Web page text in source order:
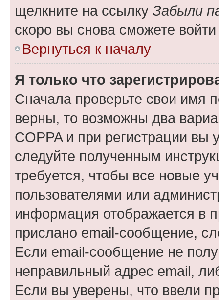
щелкните на ссылку Забыли
скоро вы снова сможете
Вернуться к началу
Я только что
Сначала проверьте свои имя
верны, то возможны два
COPPA и при регистрации вы
следуйте полученным
требуется, чтобы все новые
пользователями или
информация отображается в
прислано email-сообщение,
Если email-сообщение не
неправильный адрес email,
Если вы уверены, что ввели